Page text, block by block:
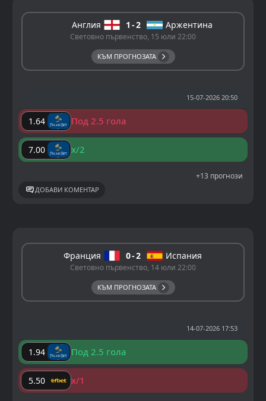
Англия 1 2 Аржентина
Световно първенство, 15 юли 22:00
КЪМ ПРОГНОЗАТА
15-07-2026 20:50
1.64 Под 2.5 гола
7.00 x/2
+13 прогнози
ДОБАВИ КОМЕНТАР
Франция 0 2 Испания
Световно първенство, 14 юли 22:00
КЪМ ПРОГНОЗАТА
14-07-2026 17:53
1.94 Под 2.5 гола
5.50 x/1